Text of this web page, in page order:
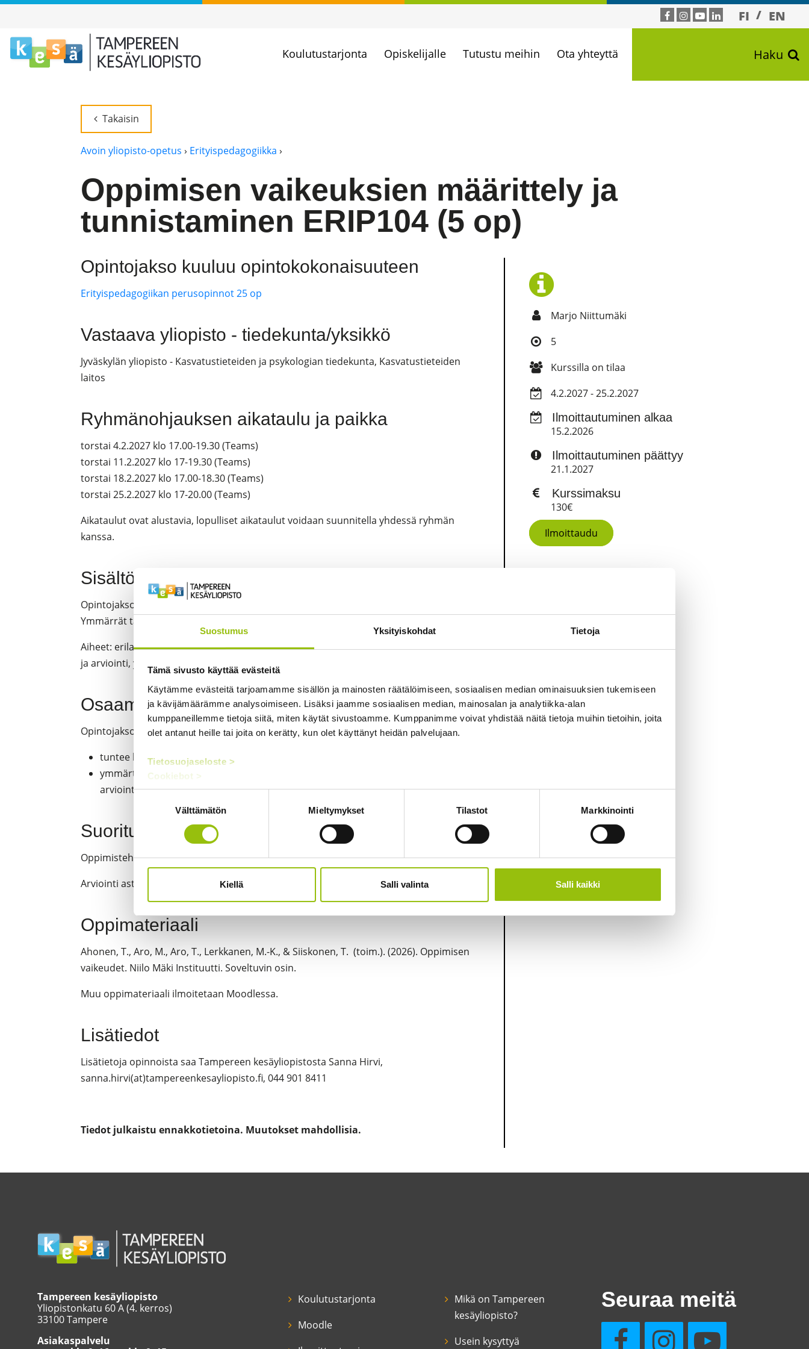
Suostumus Yksityiskohdat Tietoja
Tämä sivusto käyttää evästeitä
Käytämme evästeitä tarjoamamme sisällön ja mainosten räätälöimiseen, sosiaalisen median ominaisuuksien tukemiseen
ja kävijämäärämme analysoimiseen. Lisäksi jaamme sosiaalisen median, mainosalan ja analytiikka-alan
kumppaneillemme tietoja siitä, miten käytät sivustoamme. Kumppanimme voivat yhdistää näitä tietoja muihin tietoihin, joita
olet antanut heille tai joita on kerätty, kun olet käyttänyt heidän palvelujaan.
Tietosuojaseloste >
Cookiebot >
Suostumuksen
Välttämätön Mieltymykset Tilastot Markkinointi
Kiellä Salli valinta Salli kaikki
FI EN
Koulutustarjonta Opiskelijalle Tutustu meihin Ota yhteyttä Haku
Takaisin
Avoin yliopisto-opetus › Erityispedagogiikka ›
Oppimisen vaikeuksien määrittely ja
tunnistaminen ERIP104 (5 op)
Opintojakso kuuluu opintokokonaisuuteen
Erityispedagogiikan perusopinnot 25 op
Vastaava yliopisto - tiedekunta/yksikkö
Jyväskylän yliopisto - Kasvatustieteiden ja psykologian tiedekunta, Kasvatustieteiden
laitos
Ryhmänohjauksen aikataulu ja paikka
torstai 4.2.2027 klo 17.00-19.30 (Teams)
torstai 11.2.2027 klo 17-19.30 (Teams)
torstai 18.2.2027 klo 17.00-18.30 (Teams)
torstai 25.2.2027 klo 17-20.00 (Teams)
Aikataulut ovat alustavia, lopulliset aikataulut voidaan suunnitella yhdessä ryhmän
kanssa.
Sisältö
Opintojaksolla tutustut erilaisiin oppimisen vaikeuksiin, syihin, piirteisiin ja arviointiin.
Ymmärrät taitojen ja oppimisedellytysten yksilöllisen vaihtelun.
Aiheet: erilaiset oppimisen ja käyttäytymisen vaikeudet, tuen tarpeiden tunnistaminen
ja arviointi, yksilölliset tukikeinot
Osaamistavoitteet
Opintojakson suoritettuaan opiskelija
tuntee keskeisimpien oppimisen vaikeuksien määritelmiä, piirteitä ja syytaustoja
ymmärtää arvioinnin tavoitteita ja tuntee erilaisia oppimisen vaikeuksien
arviointitapoja sekä niihin pohjautuvia tukikeinoja oppimisessa
Suoritustapa
Oppimistehtävä. Osallistuminen ryhmänohjaukseen.
Arviointi asteikolla 0-5
Oppimateriaali
Ahonen, T., Aro, M., Aro, T., Lerkkanen, M.-K., & Siiskonen, T. (toim.). (2026). Oppimisen
vaikeudet. Niilo Mäki Instituutti. Soveltuvin osin.
Muu oppimateriaali ilmoitetaan Moodlessa.
Lisätiedot
Lisätietoja opinnoista saa Tampereen kesäyliopistosta Sanna Hirvi,
sanna.hirvi(at)tampereenkesayliopisto.fi, 044 901 8411
Tiedot julkaistu ennakkotietoina. Muutokset mahdollisia.
Marjo Niittumäki
5
Kurssilla on tilaa
4.2.2027 - 25.2.2027
Ilmoittautuminen alkaa
15.2.2026
Ilmoittautuminen päättyy
21.1.2027
Kurssimaksu
130€
Ilmoittaudu
Tampereen kesäyliopisto
Yliopistonkatu 60 A (4. kerros)
33100 Tampere
Asiakaspalvelu
Koulutustarjonta
Moodle
Mikä on Tampereen
kesäyliopisto?
Usein kysyttyä
Seuraa meitä